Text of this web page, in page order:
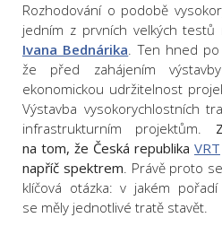
Rozhodování o podobě
jedním z prvních velkých
Ivana Bednárika. Ten hned po
že před zahájením
ekonomickou udržitelnost
Výstavba vysokorychlostních
infrastrukturním projektům.
na tom, že Česká republika VRT
napříč spektrem. Právě proto
klíčová otázka: v jakém
se měly jednotlivé tratě stavět.